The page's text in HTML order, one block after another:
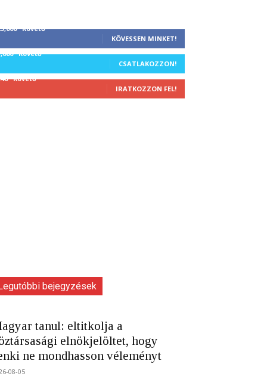
Követő
KÖVESSEN MINKET!
Követő
CSATLAKOZZON!
Követő
IRATKOZZON FEL!
bejegyzések
tanul: eltitkolja a
elnökjelöltet, hogy
ne mondhasson véleményt
08-05